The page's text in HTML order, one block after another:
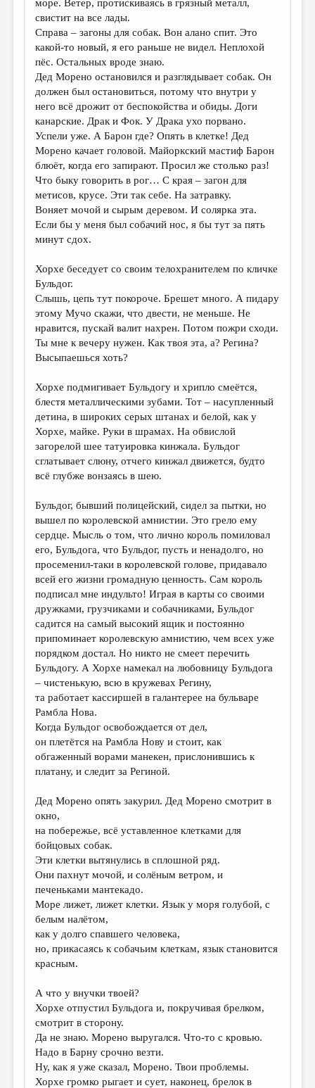
море. Ветер, протискиваясь в грязный металл,
свистит на все лады.
Справа – загоны для собак. Вон алано спит. Это
какой-то новый, я его раньше не видел. Неплохой
пёс. Остальных вроде знаю.
Дед Морено остановился и разглядывает собак. Он
должен был остановиться, потому что внутри у
него всё дрожит от беспокойства и обиды. Доги
канарские. Драк и Фок. У Драка ухо порвано.
Успели уже. А Барон где? Опять в клетке! Дед
Морено качает головой. Майоркский мастиф Барон
блюёт, когда его запирают. Просил же столько раз!
Что быку говорить в рог… С края – загон для
метисов, крусе. Эти так себе. На затравку.
Воняет мочой и сырым деревом. И солярка эта.
Если бы у меня был собачий нос, я бы тут за пять
минут сдох.
Хорхе беседует со своим телохранителем по кличке
Бульдог.
Слышь, цепь тут покороче. Брешет много. А пидару
этому Мучо скажи, что двести, не меньше. Не
нравится, пускай валит нахрен. Потом пожри сходи.
Ты мне к вечеру нужен. Как твоя эта, а? Регина?
Высыпаешься хоть?
Хорхе подмигивает Бульдогу и хрипло смеётся,
блестя металлическими зубами. Тот – насупленный
детина, в широких серых штанах и белой, как у
Хорхе, майке. Руки в шрамах. На обвислой
загорелой шее татуировка кинжала. Бульдог
сглатывает слюну, отчего кинжал движется, будто
всё глубже вонзаясь в шею.
Бульдог, бывший полицейский, сидел за пытки, но
вышел по королевской амнистии. Это грело ему
сердце. Мысль о том, что лично король помиловал
его, Бульдога, что Бульдог, пусть и ненадолго, но
просеменил-таки в королевской голове, придавало
всей его жизни громадную ценность. Сам король
подписал мне индульто! Играя в карты со своими
дружками, грузчиками и собачниками, Бульдог
садится на самый высокий ящик и постоянно
припоминает королевскую амнистию, чем всех уже
порядком достал. Но никто не смеет перечить
Бульдогу. А Хорхе намекал на любовницу Бульдога
– чистенькую, всю в кружевах Регину,
та работает кассиршей в галантерее на бульваре
Рамбла Нова.
Когда Бульдог освобождается от дел,
он плетётся на Рамбла Нову и стоит, как
обгаженный ворами манекен, прислонившись к
платану, и следит за Региной.
Дед Морено опять закурил. Дед Морено смотрит в
окно,
на побережье, всё уставленное клетками для
бойцовых собак.
Эти клетки вытянулись в сплошной ряд.
Они пахнут мочой, и солёным ветром, и
печеньками мантекадо.
Море лижет, лижет клетки. Язык у моря голубой, с
белым налётом,
как у долго спавшего человека,
но, прикасаясь к собачьим клеткам, язык становится
красным.
А что у внучки твоей?
Хорхе отпустил Бульдога и, покручивая брелком,
смотрит в сторону.
Да не знаю. Морено выругался. Что-то с кровью.
Надо в Барну срочно везти.
Ну, как я уже сказал, Морено. Твои проблемы.
Хорхе громко рыгает и сует, наконец, брелок в